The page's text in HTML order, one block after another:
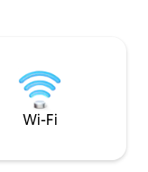
szabadtéri
úszómedence
pergola mellett,
magánélet vesz
Wi-Fi